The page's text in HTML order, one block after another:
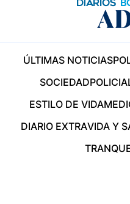
ÚLTIMAS NOTICIAS
SOCIEDAD
ESTILO DE VIDA
DIARIO EXTRAVIDA Y